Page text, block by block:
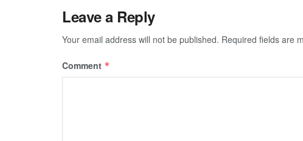
Leave a Reply
Your email address will not be published. Required fields are
Comment *